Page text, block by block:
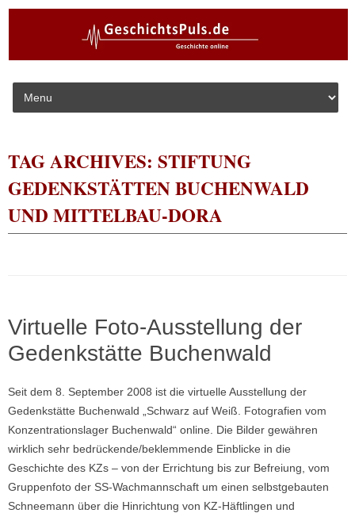
Skip to content
TAG ARCHIVES: STIFTUNG
GEDENKSTÄTTEN BUCHENWALD
UND MITTELBAU-DORA
Virtuelle Foto-Ausstellung der
Gedenkstätte Buchenwald
Seit dem 8. September 2008 ist die virtuelle Ausstellung der
Gedenkstätte Buchenwald „Schwarz auf Weiß. Fotografien vom
Konzentrationslager Buchenwald“ online. Die Bilder gewähren
wirklich sehr bedrückende/beklemmende Einblicke in die
Geschichte des KZs – von der Errichtung bis zur Befreiung, vom
Gruppenfoto der SS-Wachmannschaft um einen selbstgebauten
Schneemann über die Hinrichtung von KZ-Häftlingen und